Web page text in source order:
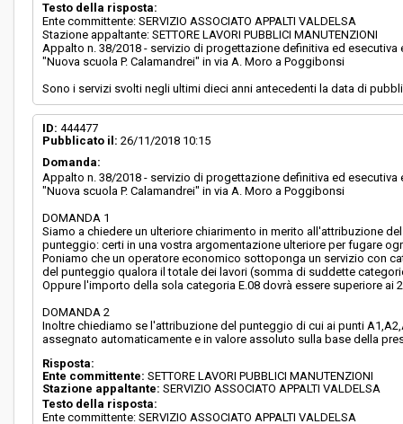
Testo della risposta:
Ente committente: SERVIZIO ASSOCIATO APPALTI VALDELSA
Stazione appaltante: SETTORE LAVORI PUBBLICI MANUTENZIONI
Appalto n. 38/2018 - servizio di progettazione definitiva ed
"Nuova scuola P. Calamandrei" in via A. Moro a Poggibonsi
Sono i servizi svolti negli ultimi dieci anni antecedenti la data di
ID: 444477
Pubblicato il: 26/11/2018 10:15
Domanda:
Appalto n. 38/2018 - servizio di progettazione definitiva ed
"Nuova scuola P. Calamandrei" in via A. Moro a Poggibonsi
DOMANDA 1
Siamo a chiedere un ulteriore chiarimento in merito all'attribuzione
punteggio: certi in una vostra argomentazione ulteriore per fugare
Poniamo che un operatore economico sottoponga un servizio con
del punteggio qualora il totale dei lavori (somma di suddette
Oppure l'importo della sola categoria E.08 dovrà essere superiore ai
DOMANDA 2
Inoltre chiediamo se l'attribuzione del punteggio di cui ai punti
assegnato automaticamente e in valore assoluto sulla base della
Risposta:
Ente committente: SETTORE LAVORI PUBBLICI MANUTENZIONI
Stazione appaltante: SERVIZIO ASSOCIATO APPALTI VALDELSA
Testo della risposta:
Ente committente: SERVIZIO ASSOCIATO APPALTI VALDELSA